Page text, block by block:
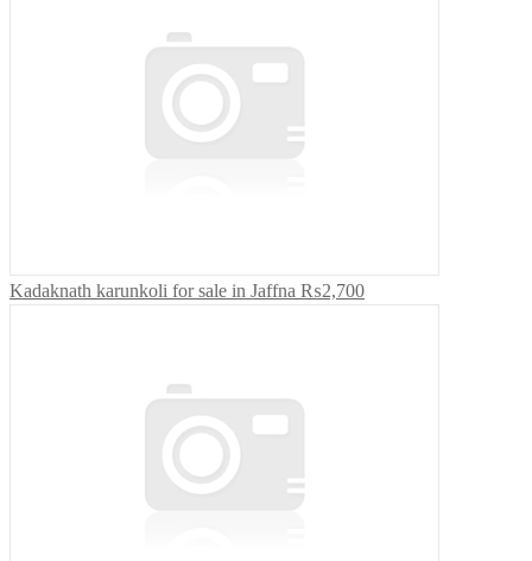
Kadaknath karunkoli for sale in Jaffna ₨2,700